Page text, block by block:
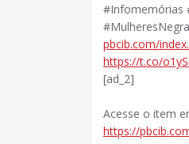
#Infomemórias
pbcib.com/
https://t.co/
[ad_2]
Acesse o item
https://